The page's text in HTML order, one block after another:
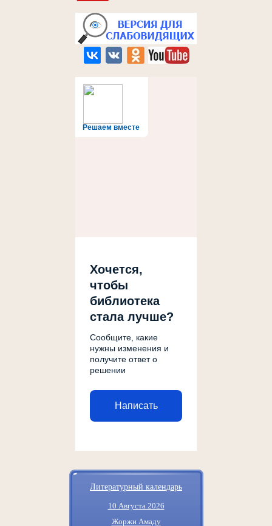
Решаем вместе
Хочется,
чтобы
библиотека
стала лучше?
Сообщите, какие
нужны изменения и
получите ответ о
решении
Написать
Литературный календарь
10 Августа 2026
Жоржи Амаду